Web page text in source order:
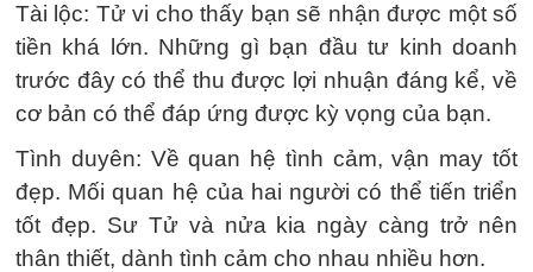
Tài lộc: Tử vi cho thấy bạn sẽ nhận được một số
tiền khá lớn. Những gì bạn đầu tư kinh doanh
trước đây có thể thu được lợi nhuận đáng kể, về
cơ bản có thể đáp ứng được kỳ vọng của bạn.
Tình duyên: Về quan hệ tình cảm, vận may tốt
đẹp. Mối quan hệ của hai người có thể tiến triển
tốt đẹp. Sư Tử và nửa kia ngày càng trở nên
thân thiết, dành tình cảm cho nhau nhiều hơn.